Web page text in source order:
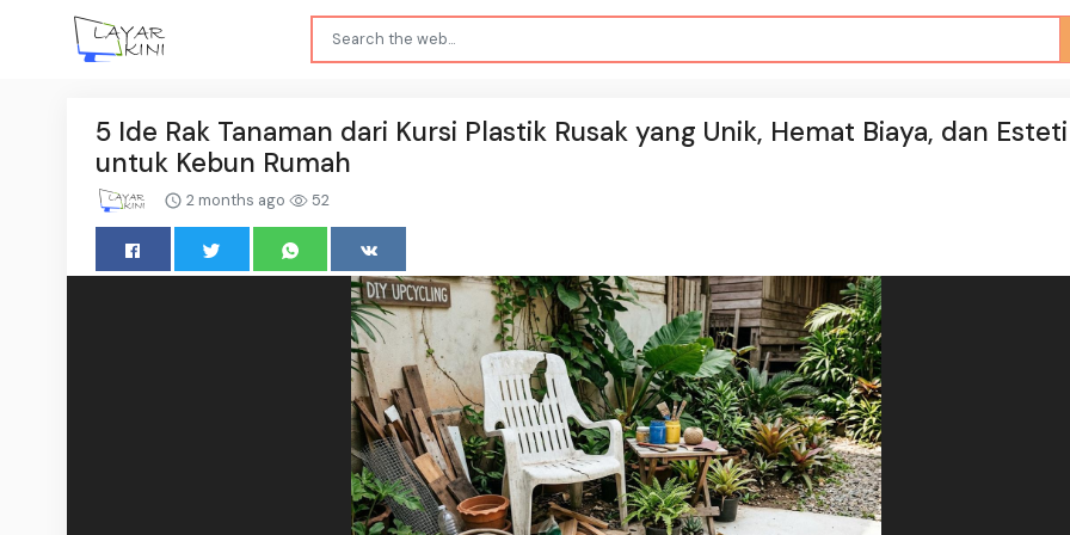
5 Ide Rak Tanaman dari Kursi Plastik Rusak yang Unik, Hemat Biaya, dan
untuk Kebun Rumah
2 months ago 52